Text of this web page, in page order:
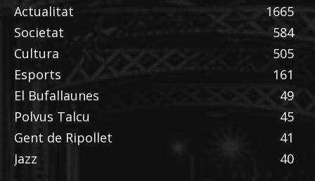
Actualitat
1665
Societat
584
Cultura
505
Esports
161
El Bufallaunes
49
Polvus Talcu
45
Gent de Ripollet
41
Jazz
40